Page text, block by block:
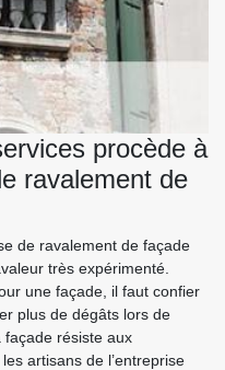
procède à
ravalement de
de ravalement de façade
très expérimenté.
une façade, il faut confier
plus de dégâts lors de
façade résiste aux
artisans de l’entreprise